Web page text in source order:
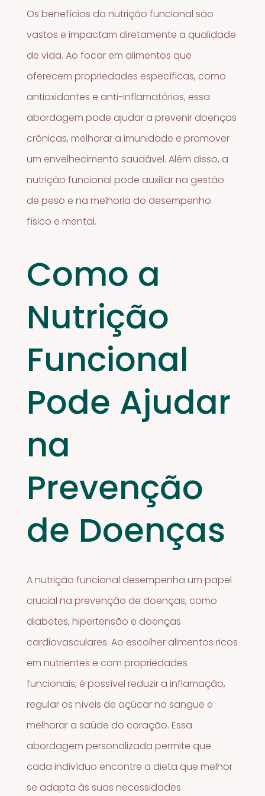
Os benefícios da nutrição funcional são
vastos e impactam diretamente a qualidade
de vida. Ao focar em alimentos que
oferecem propriedades específicas, como
antioxidantes e anti-inflamatórios, essa
abordagem pode ajudar a prevenir doenças
crônicas, melhorar a imunidade e promover
um envelhecimento saudável. Além disso, a
nutrição funcional pode auxiliar na gestão
de peso e na melhoria do desempenho
físico e mental.
Como a
Nutrição
Funcional
Pode Ajudar
na
Prevenção
de Doenças
A nutrição funcional desempenha um papel
crucial na prevenção de doenças, como
diabetes, hipertensão e doenças
cardiovasculares. Ao escolher alimentos ricos
em nutrientes e com propriedades
funcionais, é possível reduzir a inflamação,
regular os níveis de açúcar no sangue e
melhorar a saúde do coração. Essa
abordagem personalizada permite que
cada indivíduo encontre a dieta que melhor
se adapta às suas necessidades